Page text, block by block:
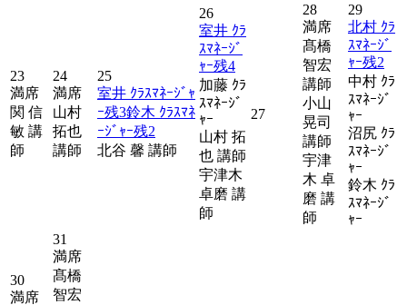
23
満席
関 信
敏 講
師
24
満席
山村
拓也
講師
25
室井 ｸﾗｽﾏﾈｰｼﾞｬ
ｰ残3鈴木 ｸﾗｽﾏﾈ
ｰｼﾞｬｰ残2
北谷 馨 講師
26
室井 ｸﾗ
ｽﾏﾈｰｼﾞ
ｬｰ残4
加藤 ｸﾗ
ｽﾏﾈｰｼﾞ
ｬｰ
山村 拓
也 講師
宇津木
卓磨 講
師
27
28
満席
髙橋
智宏
講師
小山
晃司
講師
宇津
木 卓
磨 講
師
29
北村 ｸﾗ
ｽﾏﾈｰｼﾞ
ｬｰ残2
中村 ｸﾗ
ｽﾏﾈｰｼﾞ
ｬｰ
沼尻 ｸﾗ
ｽﾏﾈｰｼﾞ
ｬｰ
鈴木 ｸﾗ
ｽﾏﾈｰｼﾞ
ｬｰ
30
満席
31
満席
髙橋
智宏